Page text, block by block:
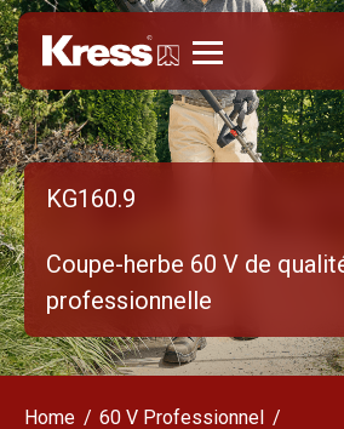
KG160.9
Coupe-herbe 60 V de
professionnelle
Home
60 V Professionnel